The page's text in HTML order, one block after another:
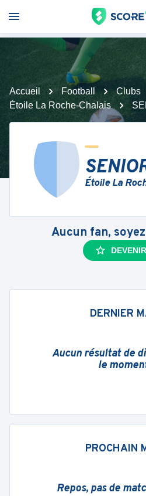
Accueil Football Clubs
Étoile La Roche-Chalais
Étoile La
Aucun fan,
DERNIER
Aucun résultat de
le
PROCHAIN
Repos, pas de